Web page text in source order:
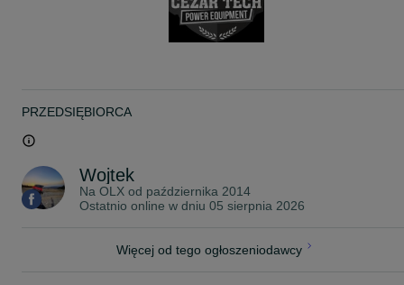
Specyfikacja techniczna zagęszczarki Belle RPX 35/50:
Rozmiar płyty: 500 x 700 mm
Siła wymuszająca: 35 kN
Częstotliwość wibracji: 81 hz
Prędkość posuwu: 26 m/min
Zalety zagęszczarki Belle RPX 35/50:
Mocna konstrukcja gwarantuje wytrzymałość i niezawodność w
najtrudniejszych warunkach pracy
- Lepsza kontrola w trakcie użytkowania maszyny
PRZEDSIĘBIORCA
Wojtek
Na OLX od października 2014
Ostatnio online w dniu 05 sierpnia 2026
Więcej od tego ogłoszeniodawcy